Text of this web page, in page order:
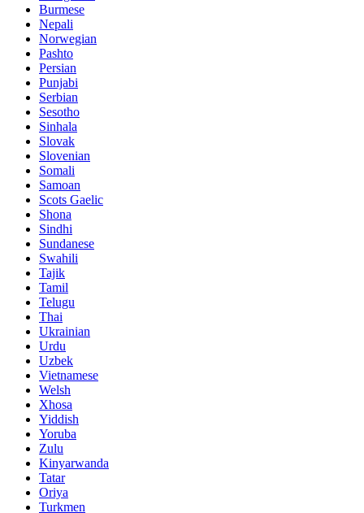
Burmese
Nepali
Norwegian
Pashto
Persian
Punjabi
Serbian
Sesotho
Sinhala
Slovak
Slovenian
Somali
Samoan
Scots Gaelic
Shona
Sindhi
Sundanese
Swahili
Tajik
Tamil
Telugu
Thai
Ukrainian
Urdu
Uzbek
Vietnamese
Welsh
Xhosa
Yiddish
Yoruba
Zulu
Kinyarwanda
Tatar
Oriya
Turkmen